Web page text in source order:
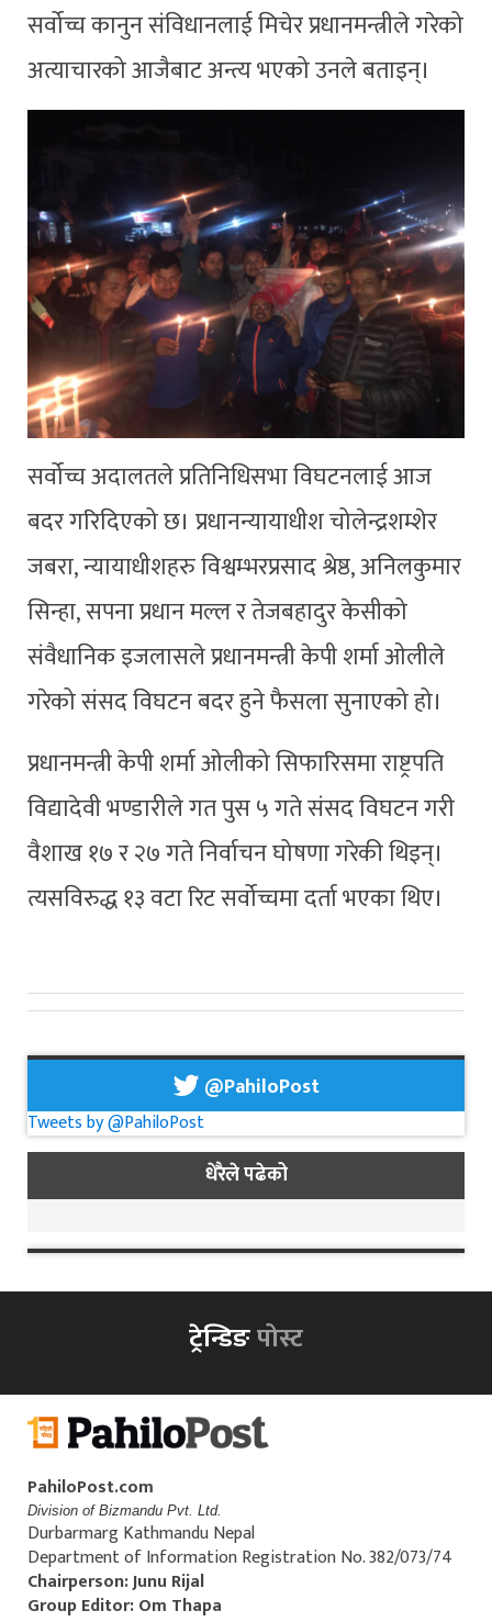
सर्वोच्च कानुन संविधानलाई मिचेर प्रधानमन्त्रीले गरेको
अत्याचारको आजैबाट अन्त्य भएको उनले बताइन्।
सर्वोच्च अदालतले प्रतिनिधिसभा विघटनलाई आज
बदर गरिदिएको छ। प्रधानन्यायाधीश चोलेन्द्रशम्शेर
जबरा, न्यायाधीशहरु विश्वम्भरप्रसाद श्रेष्ठ, अनिलकुमार
सिन्हा, सपना प्रधान मल्ल र तेजबहादुर केसीको
संवैधानिक इजलासले प्रधानमन्त्री केपी शर्मा ओलीले
गरेको संसद विघटन बदर हुने फैसला सुनाएको हो।
प्रधानमन्त्री केपी शर्मा ओलीको सिफारिसमा राष्ट्रपति
विद्यादेवी भण्डारीले गत पुस ५ गते संसद विघटन गरी
वैशाख १७ र २७ गते निर्वाचन घोषणा गरेकी थिइन्।
त्यसविरुद्ध १३ वटा रिट सर्वोच्चमा दर्ता भएका थिए।
@PahiloPost
Tweets by @PahiloPost
धेरैले पढेको
ट्रेन्डिङपोस्ट
PahiloPost.com
Division of Bizmandu Pvt. Ltd.
Durbarmarg Kathmandu Nepal
Department of Information Registration No. 382/073/74
Chairperson: Junu Rijal
Group Editor: Om Thapa